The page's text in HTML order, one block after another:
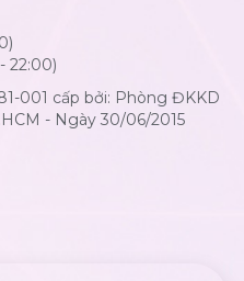
22:00)
001 cấp bởi: Phòng ĐKKD
- Ngày 30/06/2015